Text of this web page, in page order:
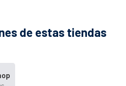
de estas tiendas